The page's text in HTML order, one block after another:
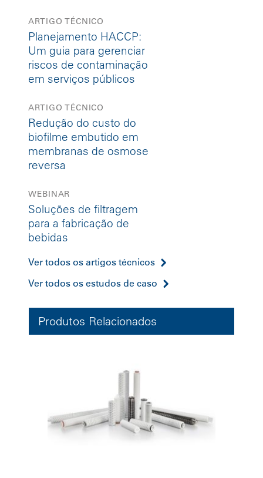
ARTIGO TÉCNICO
Planejamento HACCP:
Um guia para gerenciar
riscos de contaminação
em serviços públicos
ARTIGO TÉCNICO
Redução do custo do
biofilme embutido em
membranas de osmose
reversa
WEBINAR
Soluções de filtragem
para a fabricação de
bebidas
Ver todos os artigos técnicos
Ver todos os estudos de caso
Produtos Relacionados